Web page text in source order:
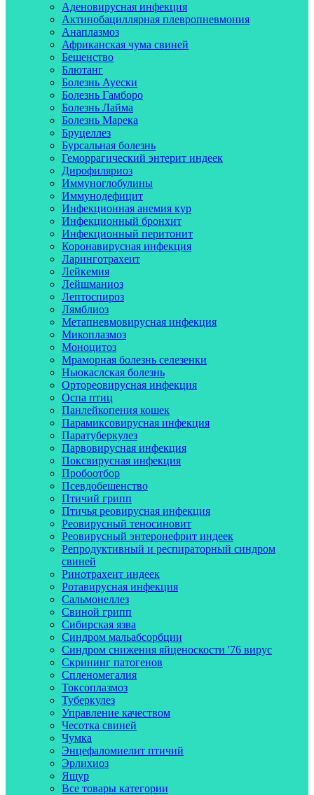
Аденовирусная инфекция
Актинобациллярная плевропневмония
Анаплазмоз
Африканская чума свиней
Бешенство
Блютанг
Болезнь Ауески
Болезнь Гамборо
Болезнь Лайма
Болезнь Марека
Бруцеллез
Бурсальная болезнь
Геморрагический энтерит индеек
Дирофиляриоз
Иммуноглобулины
Иммунодефицит
Инфекционная анемия кур
Инфекционный бронхит
Инфекционный перитонит
Коронавирусная инфекция
Ларинготрахеит
Лейкемия
Лейшманиоз
Лептоспироз
Лямблиоз
Метапневмовирусная инфекция
Микоплазмоз
Моноцитоз
Мраморная болезнь селезенки
Ньюкаслская болезнь
Ортореовирусная инфекция
Оспа птиц
Панлейкопения кошек
Парамиксовирусная инфекция
Паратуберкулез
Парвовирусная инфекция
Поксвирусная инфекция
Пробоотбор
Псевдобешенство
Птичий грипп
Птичья реовирусная инфекция
Реовирусный теносиновит
Реовирусный энтеронефрит индеек
Репродуктивный и респираторный синдром
свиней
Ринотрахеит индеек
Ротавирусная инфекция
Сальмонеллез
Свиной грипп
Сибирская язва
Синдром мальабсорбции
Синдром снижения яйценоскости '76 вирус
Скрининг патогенов
Спленомегалия
Токсоплазмоз
Туберкулез
Управление качеством
Чесотка свиней
Чумка
Энцефаломиелит птичий
Эрлихиоз
Ящур
Все товары категории